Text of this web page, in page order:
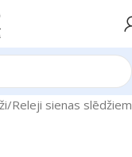
/Releji sienas slēdžiem